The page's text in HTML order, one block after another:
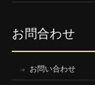
お問合わせ
お問い合わせ